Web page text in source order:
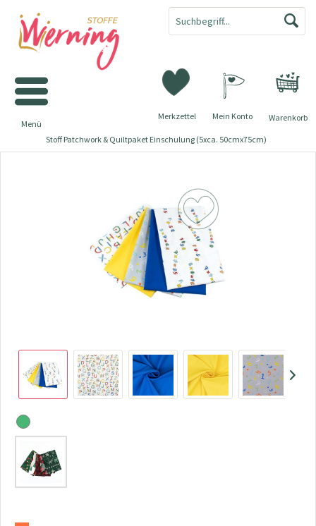
Warenkorb
Merkzettel Mein Konto
Menü
Stoff Patchwork & Quiltpaket Einschulung (5xca. 50cmx75cm)